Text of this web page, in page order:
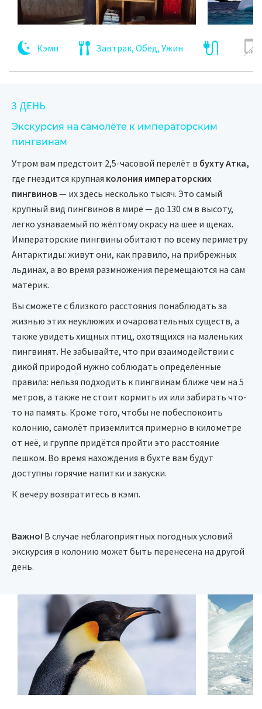
Кэмп Завтрак, Обед, Ужин
3 ДЕНЬ
Экскурсия на самолёте к императорским
пингвинам
Утром вам предстоит 2,5-часовой перелёт в бухту Атка,
где гнездится крупная колония императорских
пингвинов— их здесь несколько тысяч. Это самый
крупный вид пингвинов в мире — до 130 см в высоту,
легко узнаваемый по жёлтому окрасу на шее и щеках.
Императорские пингвины обитают по всему периметру
Антарктиды: живут они, как правило, на прибрежных
льдинах, а во время размножения перемещаются на сам
материк.
Вы сможете с близкого расстояния понаблюдать за
жизнью этих неуклюжих и очаровательных существ, а
также увидеть хищных птиц, охотящихся на маленьких
пингвинят. Не забывайте, что при взаимодействии с
дикой природой нужно соблюдать определённые
правила: нельзя подходить к пингвинам ближе чем на 5
метров, а также не стоит кормить их или забирать что-
то на память. Кроме того, чтобы не побеспокоить
колонию, самолёт приземлится примерно в километре
от неё, и группе придётся пройти это расстояние
пешком. Во время нахождения в бухте вам будут
доступны горячие напитки и закуски.
К вечеру возвратитесь в кэмп.
Важно! В случае неблагоприятных погодных условий
экскурсия в колонию может быть перенесена на другой
день.